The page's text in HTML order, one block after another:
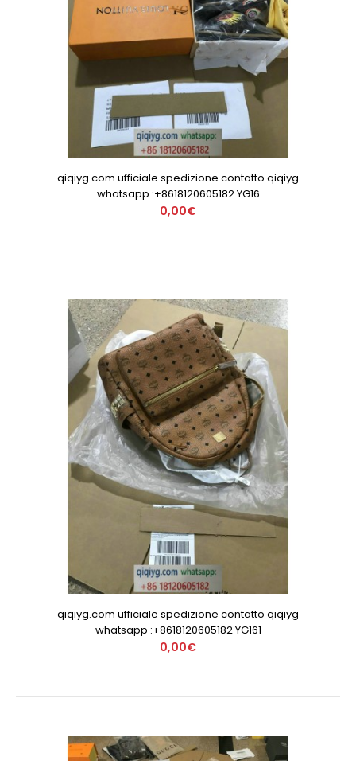
qiqiyg.com ufficiale spedizione contatto qiqiyg
whatsapp :+8618120605182 YG16
0,00€
qiqiyg.com ufficiale spedizione contatto qiqiyg
whatsapp :+8618120605182 YG161
0,00€